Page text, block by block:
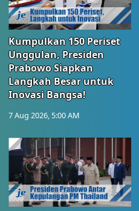
Kumpulkan 150 Periset
Unggulan, Presiden
Prabowo Siapkan
Langkah Besar untuk
Inovasi Bangsa!
7 Aug 2026, 5:00 AM